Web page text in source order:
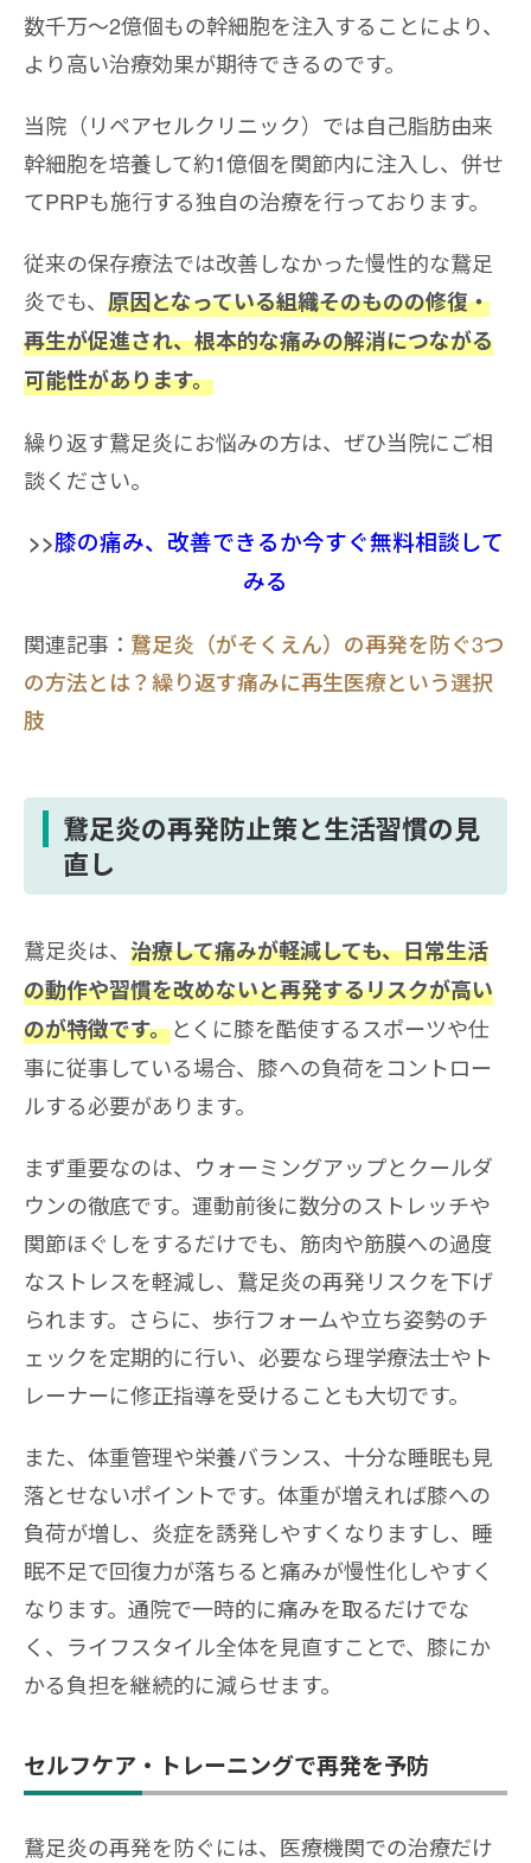
数千万〜2億個もの幹細胞を注入することにより、
より高い治療効果が期待できるのです。
当院（リペアセルクリニック）では自己脂肪由来
幹細胞を培養して約1億個を関節内に注入し、併せ
てPRPも施行する独自の治療を行っております。
従来の保存療法では改善しなかった慢性的な鵞足
炎でも、 原因となっている組織そのものの修復・
再生が促進され、根本的な痛みの解消につながる
可能性があります。
繰り返す鵞足炎にお悩みの方は、ぜひ当院にご相
談ください。
>>膝の痛み、改善できるか今すぐ無料相談して
みる
関連記事： 鵞足炎（がそくえん）の再発を防ぐ3つ
の方法とは？繰り返す痛みに再生医療という選択
肢
鵞足炎の再発防止策と生活習慣の見
直し
鵞足炎は、 治療して痛みが軽減しても、日常生活
の動作や習慣を改めないと再発するリスクが高い
のが特徴です。とくに膝を酷使するスポーツや仕
事に従事している場合、膝への負荷をコントロー
ルする必要があります。
まず重要なのは、ウォーミングアップとクールダ
ウンの徹底です。運動前後に数分のストレッチや
関節ほぐしをするだけでも、筋肉や筋膜への過度
なストレスを軽減し、鵞足炎の再発リスクを下げ
られます。さらに、歩行フォームや立ち姿勢のチ
ェックを定期的に行い、必要なら理学療法士やト
レーナーに修正指導を受けることも大切です。
また、体重管理や栄養バランス、十分な睡眠も見
落とせないポイントです。体重が増えれば膝への
負荷が増し、炎症を誘発しやすくなりますし、睡
眠不足で回復力が落ちると痛みが慢性化しやすく
なります。通院で一時的に痛みを取るだけでな
く、ライフスタイル全体を見直すことで、膝にか
かる負担を継続的に減らせます。
セルフケア・トレーニングで再発を予防
鵞足炎の再発を防ぐには、医療機関での治療だけ